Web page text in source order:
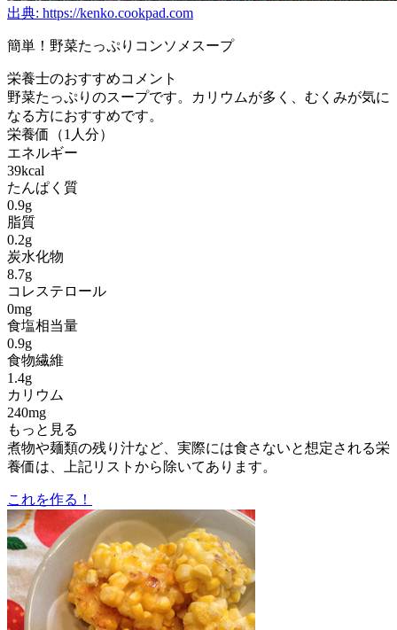
出典: https://kenko.cookpad.com
簡単！野菜たっぷりコンソメスープ
栄養士のおすすめコメント
野菜たっぷりのスープです。カリウムが多く、むくみが気に
なる方におすすめです。
栄養価（1人分）
エネルギー
39kcal
たんぱく質
0.9g
脂質
0.2g
炭水化物
8.7g
コレステロール
0mg
食塩相当量
0.9g
食物繊維
1.4g
カリウム
240mg
もっと見る
煮物や麺類の残り汁など、実際には食さないと想定される栄
養価は、上記リストから除いてあります。
これを作る！